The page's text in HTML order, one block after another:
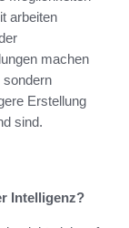
arbeiten
machen
sondern
Erstellung
sind.
Intelligenz?